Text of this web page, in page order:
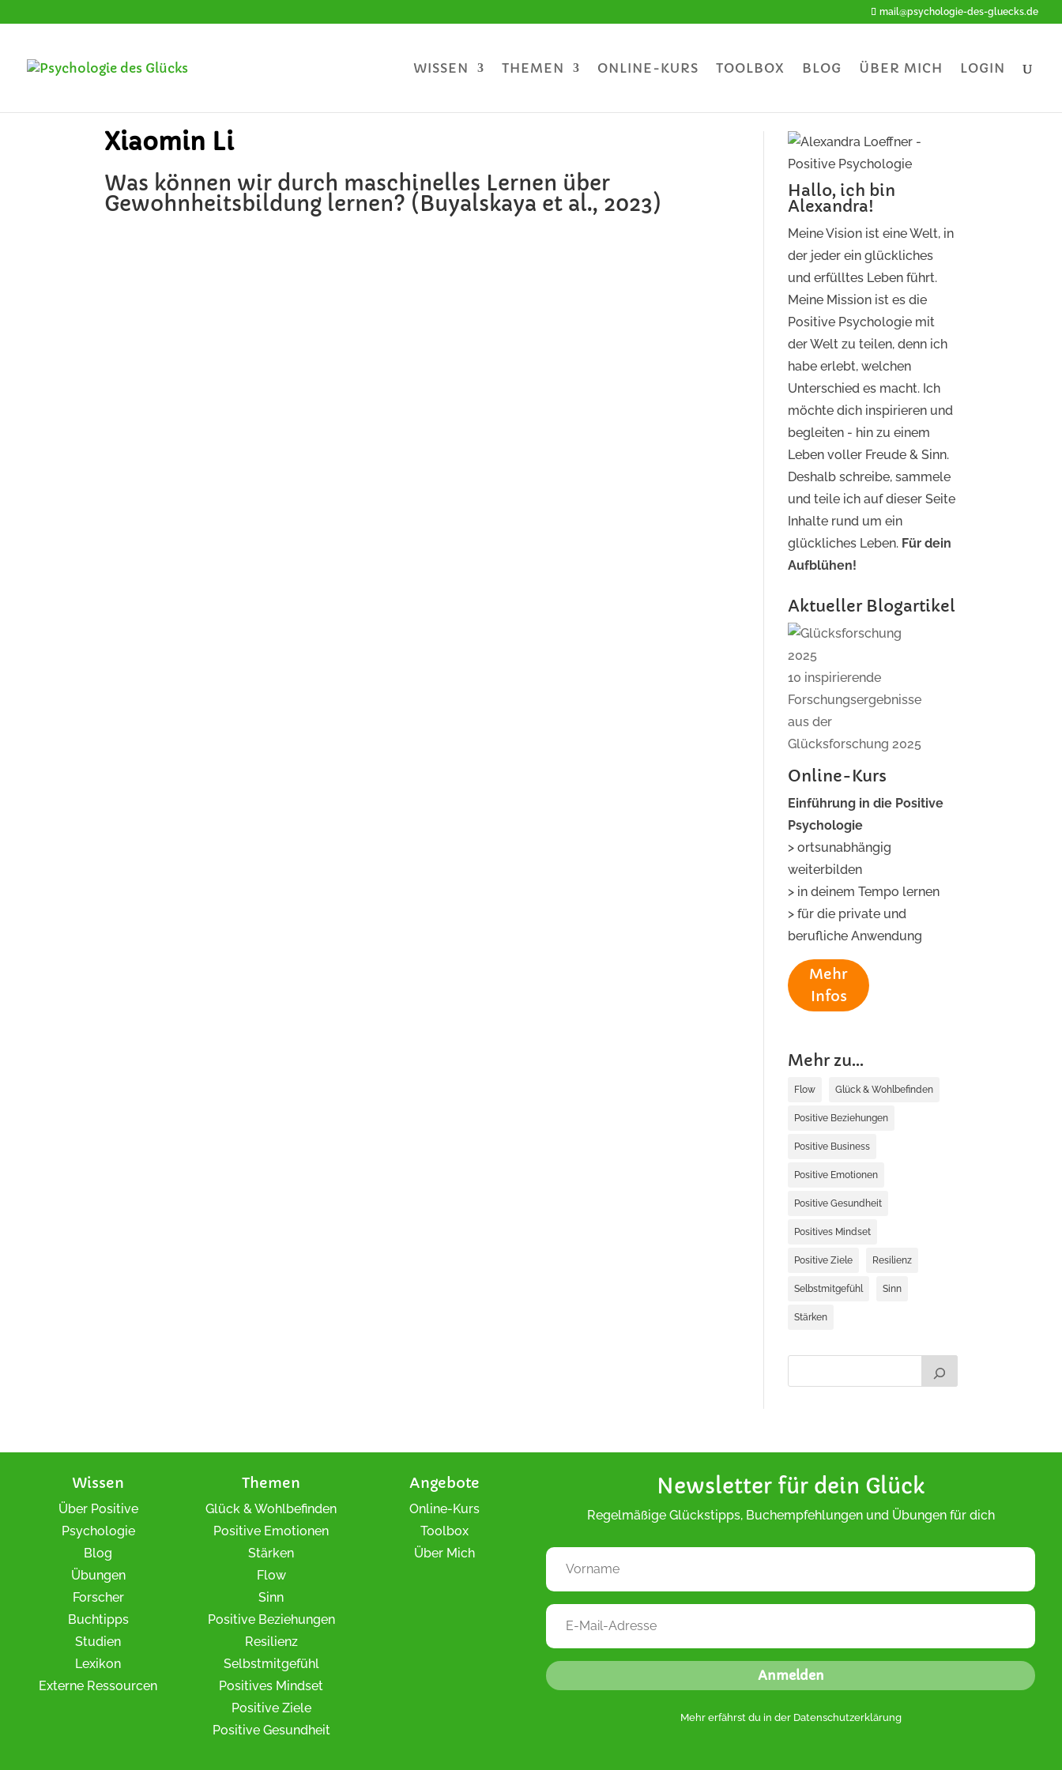
mail@psychologie-des-gluecks.de
WISSEN THEMEN ONLINE-KURS TOOLBOX BLOG ÜBER MICH LOGIN
Xiaomin Li
Was können wir durch maschinelles Lernen über
Gewohnheitsbildung lernen? (Buyalskaya et al., 2023)
Hallo, ich bin
Alexandra!
Meine Vision ist eine Welt, in
der jeder ein glückliches
und erfülltes Leben führt.
Meine Mission ist es die
Positive Psychologie mit
der Welt zu teilen, denn ich
habe erlebt, welchen
Unterschied es macht. Ich
möchte dich inspirieren und
begleiten - hin zu einem
Leben voller Freude & Sinn.
Deshalb schreibe, sammele
und teile ich auf dieser Seite
Inhalte rund um ein
glückliches Leben. Für dein
Aufblühen!
Aktueller Blogartikel
10 inspirierende
Forschungsergebnisse
aus der
Glücksforschung 2025
Online-Kurs
Einführung in die Positive
Psychologie
> ortsunabhängig
weiterbilden
> in deinem Tempo lernen
> für die private und
berufliche Anwendung
Mehr
Infos
Mehr zu...
Flow Glück & Wohlbefinden
Positive Beziehungen
Positive Business
Positive Emotionen
Positive Gesundheit
Positives Mindset
Positive Ziele Resilienz
Selbstmitgefühl Sinn
Stärken
Wissen
Über Positive
Psychologie
Blog
Übungen
Forscher
Buchtipps
Studien
Lexikon
Externe Ressourcen
Themen
Glück & Wohlbefinden
Positive Emotionen
Stärken
Flow
Sinn
Positive Beziehungen
Resilienz
Selbstmitgefühl
Positives Mindset
Positive Ziele
Positive Gesundheit
Angebote
Online-Kurs
Toolbox
Über Mich
Newsletter für dein Glück
Regelmäßige Glückstipps, Buchempfehlungen und Übungen für dich
Anmelden
Mehr erfährst du in der Datenschutzerklärung